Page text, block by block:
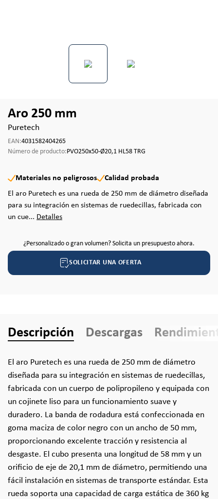
Aro 250 mm
Puretech
EAN:4031582404265
Número de producto:PVO250x50-Ø20,1 HL58 TRG
Materiales no peligrosos
Calidad probada
El aro Puretech es una rueda de 250 mm de diámetro diseñada
para su integración en sistemas de ruedecillas, fabricada con
un cue... Detalles
¿Personalizado o gran volumen? Solicita un presupuesto ahora.
SOLICITAR UNA OFERTA
Descripción Descargas
El aro Puretech es una rueda de 250 mm de diámetro
diseñada para su integración en sistemas de ruedecillas,
fabricada con un cuerpo de polipropileno y equipada con
un cojinete liso para un funcionamiento suave y
duradero. La banda de rodadura está confeccionada en
goma maciza de color negro con un ancho de 50 mm,
proporcionando excelente tracción y resistencia al
desgaste. El cubo presenta una longitud de 58 mm y un
orificio de eje de 20,1 mm de diámetro, permitiendo una
fácil instalación en sistemas de transporte estándar. Esta
rueda soporta una capacidad de carga estática de 360 kg